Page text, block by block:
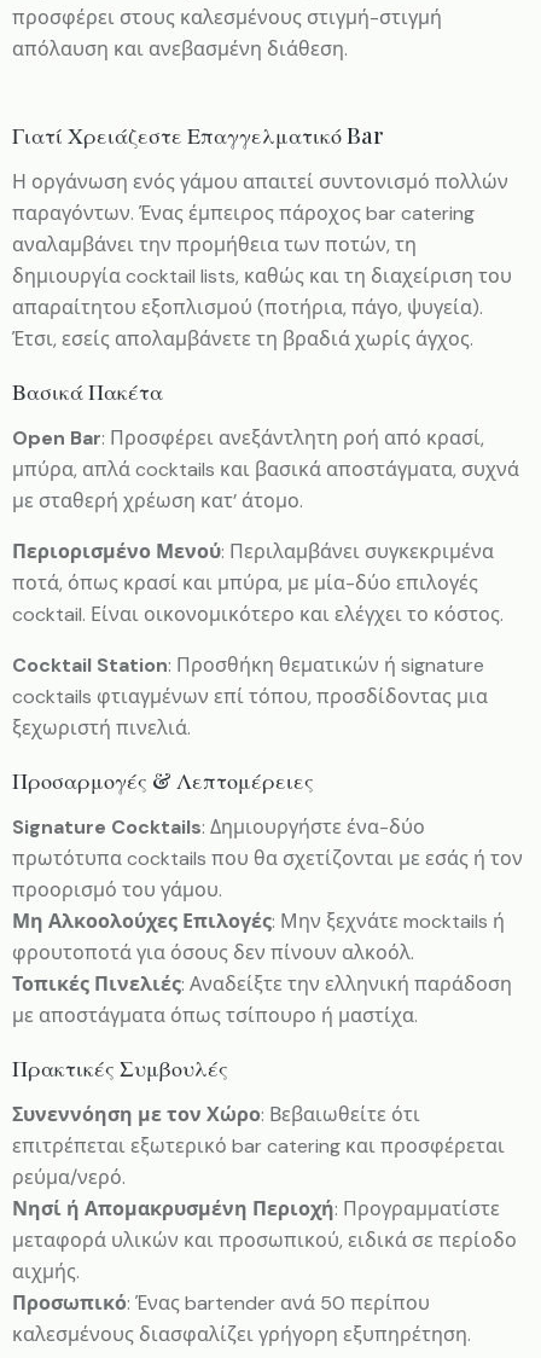
προσφέρει στους καλεσμένους στιγμή-στιγμή
απόλαυση και ανεβασμένη διάθεση.
Γιατί Χρειάζεστε Επαγγελματικό Bar
Η οργάνωση ενός γάμου απαιτεί συντονισμό πολλών
παραγόντων. Ένας έμπειρος πάροχος bar catering
αναλαμβάνει την προμήθεια των ποτών, τη
δημιουργία cocktail lists, καθώς και τη διαχείριση του
απαραίτητου εξοπλισμού (ποτήρια, πάγο, ψυγεία).
Έτσι, εσείς απολαμβάνετε τη βραδιά χωρίς άγχος.
Βασικά Πακέτα
Open Bar: Προσφέρει ανεξάντλητη ροή από κρασί,
μπύρα, απλά cocktails και βασικά αποστάγματα, συχνά
με σταθερή χρέωση κατ’ άτομο.
Περιορισμένο Μενού: Περιλαμβάνει συγκεκριμένα
ποτά, όπως κρασί και μπύρα, με μία-δύο επιλογές
cocktail. Είναι οικονομικότερο και ελέγχει το κόστος.
Cocktail Station: Προσθήκη θεματικών ή signature
cocktails φτιαγμένων επί τόπου, προσδίδοντας μια
ξεχωριστή πινελιά.
Προσαρμογές & Λεπτομέρειες
Signature Cocktails: Δημιουργήστε ένα-δύο
πρωτότυπα cocktails που θα σχετίζονται με εσάς ή τον
προορισμό του γάμου.
Μη Αλκοολούχες Επιλογές: Μην ξεχνάτε mocktails ή
φρουτοποτά για όσους δεν πίνουν αλκοόλ.
Τοπικές Πινελιές: Αναδείξτε την ελληνική παράδοση
με αποστάγματα όπως τσίπουρο ή μαστίχα.
Πρακτικές Συμβουλές
Συνεννόηση με τον Χώρο: Βεβαιωθείτε ότι
επιτρέπεται εξωτερικό bar catering και προσφέρεται
ρεύμα/νερό.
Νησί ή Απομακρυσμένη Περιοχή: Προγραμματίστε
μεταφορά υλικών και προσωπικού, ειδικά σε περίοδο
αιχμής.
Προσωπικό: Ένας bartender ανά 50 περίπου
καλεσμένους διασφαλίζει γρήγορη εξυπηρέτηση.